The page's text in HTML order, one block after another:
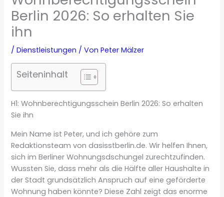
Berlin 2026: So erhalten Sie
ihn
/Dienstleistungen / VonPeter Mälzer
Seiteninhalt
H1: Wohnberechtigungsschein Berlin 2026: So erhalten
Sie ihn
Mein Name ist Peter, und ich gehöre zum
Redaktionsteam von dasisstberlin.de. Wir helfen Ihnen,
sich im Berliner Wohnungsdschungel zurechtzufinden.
Wussten Sie, dass mehr als die Hälfte aller Haushalte in
der Stadt grundsätzlich Anspruch auf eine geförderte
Wohnung haben könnte? Diese Zahl zeigt das enorme